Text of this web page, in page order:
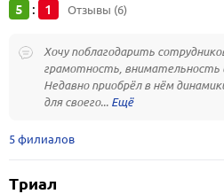
5 : 1 Отзывы (6)
Хочу поблагодарить
грамотность, внимательность
Недавно приобрёл в нём
для своего...
5 филиалов
Триал